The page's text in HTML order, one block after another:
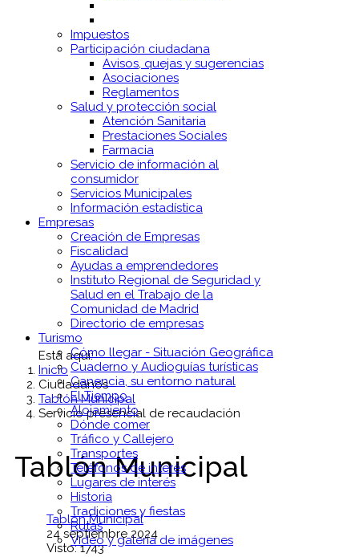
Impuestos
Participación ciudadana
Avisos, quejas y sugerencias
Asociaciones
Reglamentos
Salud y protección social
Atención Sanitaria
Prestaciones Sociales
Farmacia
Servicio de información al
consumidor
Servicios Municipales
Información estadística
Empresas
Creación de Empresas
Fiscalidad
Ayudas a emprendedores
Instituto Regional de Seguridad y
Salud en el Trabajo de la
Comunidad de Madrid
Directorio de empresas
Turismo
Cómo llegar - Situación Geográfica
Cuaderno y Audioguías turísticas
Canencia, su entorno natural
El Tiempo
Alojamiento
Dónde comer
Tráfico y Callejero
Transportes
Teléfonos de interés
Lugares de interés
Historia
Tradiciones y fiestas
Rutas
Vídeo y galería de imágenes
Está aquí:
Inicio
Ciudadanos
Tablón Municipal
Servicio presencial de recaudación
Tablón Municipal
Tablón Municipal
24 septiembre 2024
Visto: 1743